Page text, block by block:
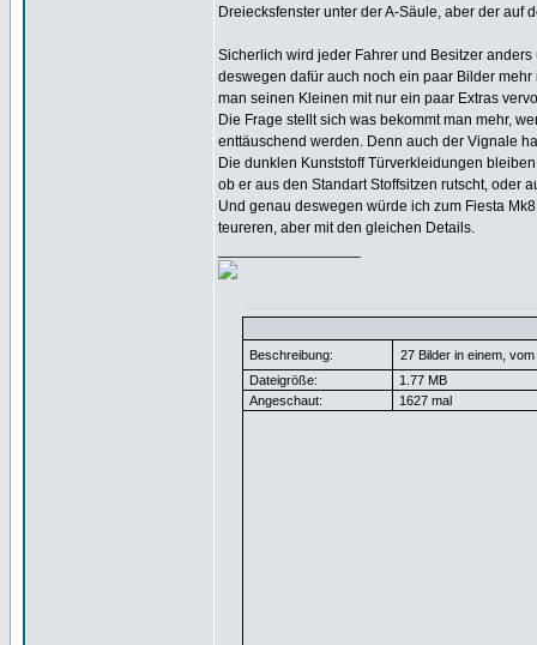
Dreiecksfenster unter der A-Säule, aber der auf
Sicherlich wird jeder Fahrer und Besitzer
deswegen dafür auch noch ein paar Bilder
man seinen Kleinen mit nur ein paar Extras
Die Frage stellt sich was bekommt man mehr,
enttäuschend werden. Denn auch der Vignale
Die dunklen Kunststoff Türverkleidungen
ob er aus den Standart Stoffsitzen rutscht, oder
Und genau deswegen würde ich zum Fiesta
teureren, aber mit den gleichen Details.
Beschreibung:
27 Bilder in einem,
Dateigröße:
1.77 MB
Angeschaut:
1627 mal